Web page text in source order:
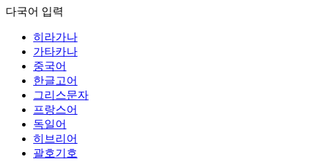
다국어 입력
히라가나
가타카나
중국어
한글고어
그리스문자
프랑스어
독일어
히브리어
괄호기호